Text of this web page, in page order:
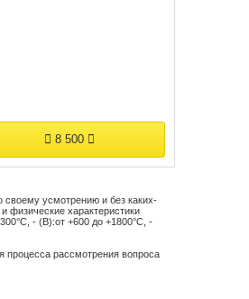
8 500
усмотрению и без каких-
физические характеристики
- (В):от +600 до +1800°С -
процесса рассмотрения вопроса